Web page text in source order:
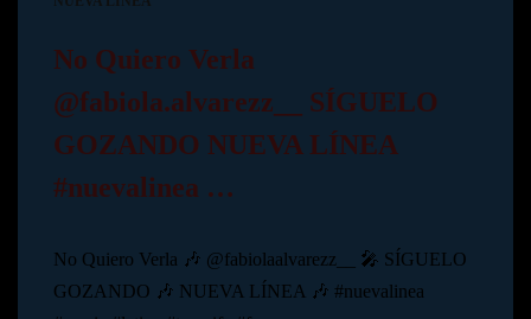
No Quiero Verla
@fabiola.alvarezz__ SÍGUELO
GOZANDO NUEVA LÍNEA
#nuevalinea …
No Quiero Verla 🎶 @fabiolaalvarezz__ 🎤 SÍGUELO
GOZANDO 🎶 NUEVA LÍNEA 🎶 #nuevalinea